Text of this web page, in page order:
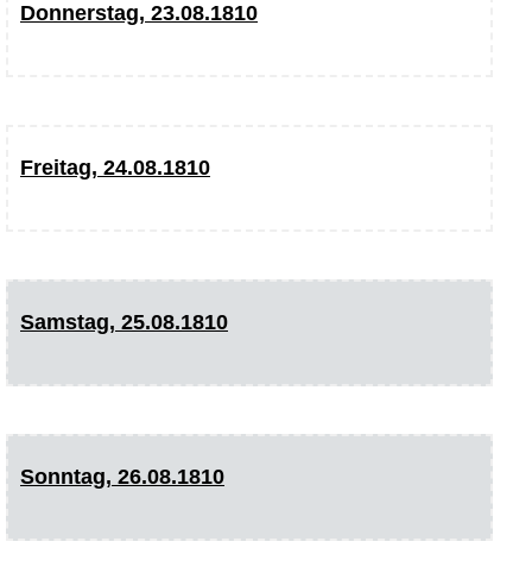
Donnerstag, 23.08.1810
Freitag, 24.08.1810
Samstag, 25.08.1810
Sonntag, 26.08.1810